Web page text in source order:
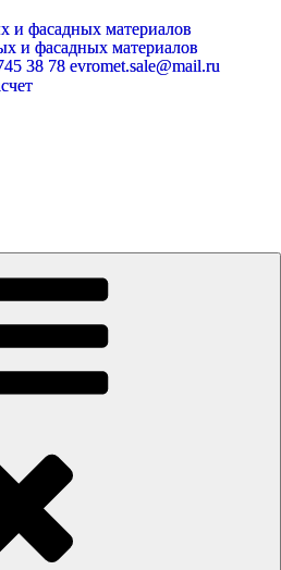
и фасадных материалов
38 78 evromet.sale@mail.ru